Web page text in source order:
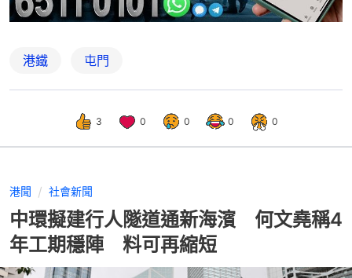
港鐵 屯門
3 0 0 0 0
港聞 社會新聞
中環擬建行人隧道通新海濱 何文堯稱4
年工期穩陣 料可再縮短